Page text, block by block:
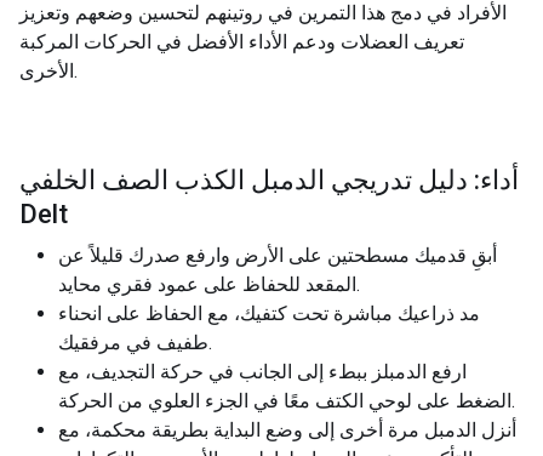
الأفراد في دمج هذا التمرين في روتينهم لتحسين وضعهم وتعزيز
تعريف العضلات ودعم الأداء الأفضل في الحركات المركبة
الأخرى.
أداء: دليل تدريجي الدمبل الكذب الصف الخلفي
Delt
أبقِ قدميك مسطحتين على الأرض وارفع صدرك قليلاً عن
المقعد للحفاظ على عمود فقري محايد.
مد ذراعيك مباشرة تحت كتفيك، مع الحفاظ على انحناء
طفيف في مرفقيك.
ارفع الدمبلز ببطء إلى الجانب في حركة التجديف، مع
الضغط على لوحي الكتف معًا في الجزء العلوي من الحركة.
أنزل الدمبل مرة أخرى إلى وضع البداية بطريقة محكمة، مع